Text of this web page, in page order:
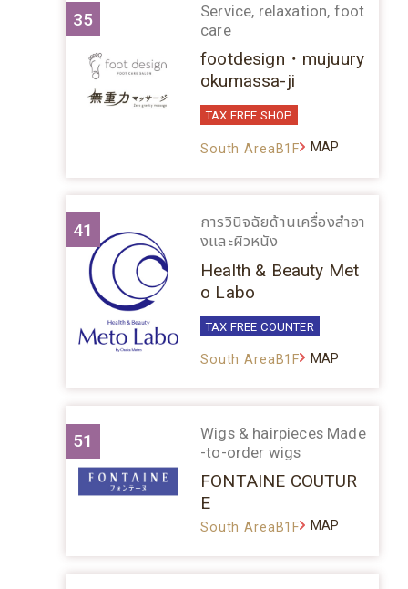
35
Service, relaxation, foot
care
footdesign・mujuury
okumassa-ji
TAX FREE SHOP
South AreaB1F MAP
41
การวินิจฉัยด้านเครื่องสำอา
งและผิวหนัง
Health & Beauty Met
o Labo
TAX FREE COUNTER
South AreaB1F MAP
51
Wigs & hairpieces Made
-to-order wigs
FONTAINE COUTUR
E
South AreaB1F MAP